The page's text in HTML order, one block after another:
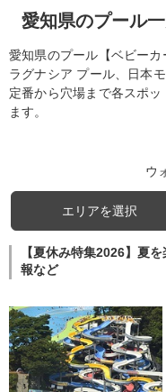
愛知県のプール
愛知県のプール【ベビー
ラグナシア プール、日本
定番から穴場まで各スポ
ます。
ウ
エリアを選択
【夏休み特集2026】夏
報など